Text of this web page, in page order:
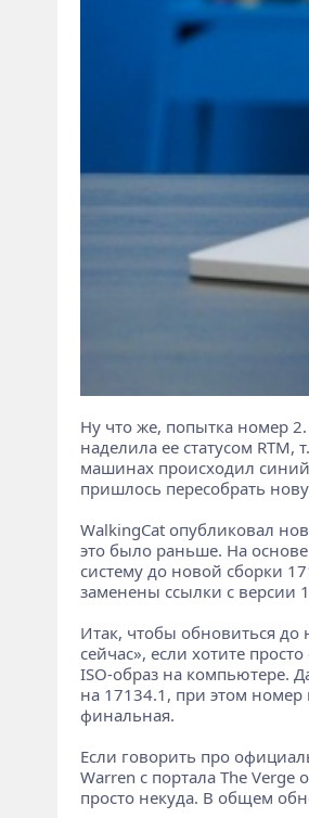
Ну что же, попытка номер
наделила ее статусом
машинах происходил
пришлось пересобрать
WalkingCat опубликовал
это было раньше. На
систему до новой сборки
заменены ссылки с версии
Итак, чтобы обновиться
сейчас», если хотите
ISO-образ на компьютере.
на 17134.1, при этом номер
финальная.
Если говорить про
Warren с портала The
просто некуда. В общем